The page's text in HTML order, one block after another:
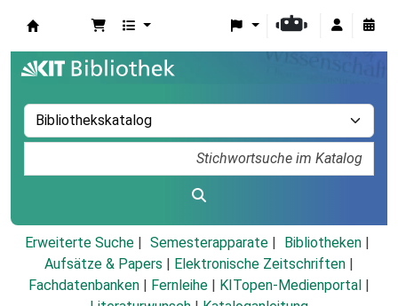
Erweiterte Suche Semesterapparate
Bibliotheken
Aufsätze & Papers
Elektronische Zeitschriften
Fachdatenbanken
Fernleihe KITopen-Medienportal